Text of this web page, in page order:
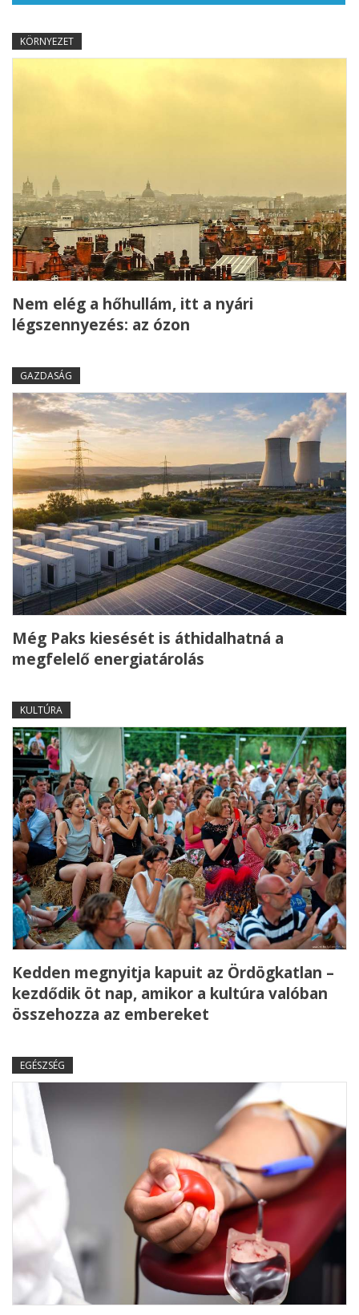
KÖRNYEZET
Nem elég a hőhullám, itt a nyári
légszennyezés: az ózon
GAZDASÁG
Még Paks kiesését is áthidalhatná a
megfelelő energiatárolás
KULTÚRA
Kedden megnyitja kapuit az Ördögkatlan –
kezdődik öt nap, amikor a kultúra valóban
összehozza az embereket
EGÉSZSÉG